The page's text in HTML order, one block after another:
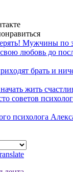
Мужчины по
свою любовь до
бpaть и
жить
советов
психолога